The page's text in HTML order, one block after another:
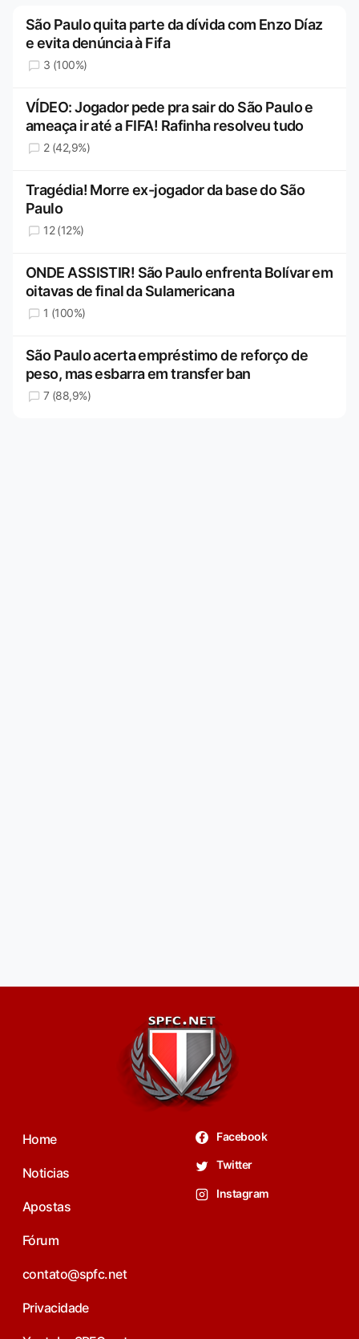
São Paulo quita parte da dívida com Enzo Díaz
e evita denúncia à Fifa
3 (100%)
VÍDEO: Jogador pede pra sair do São Paulo e
ameaça ir até a FIFA! Rafinha resolveu tudo
2 (42,9%)
Tragédia! Morre ex-jogador da base do São
Paulo
12 (12%)
ONDE ASSISTIR! São Paulo enfrenta Bolívar em
oitavas de final da Sulamericana
1 (100%)
São Paulo acerta empréstimo de reforço de
peso, mas esbarra em transfer ban
7 (88,9%)
Home
Noticias
Apostas
Fórum
contato@spfc.net
Privacidade
Facebook
Twitter
Instagram